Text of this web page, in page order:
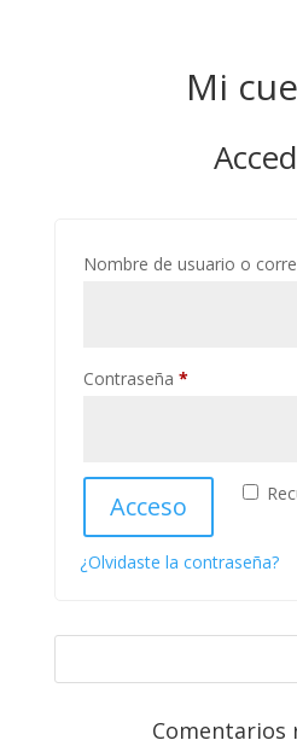
Mi
Nombre de usuario o
Contraseña *Obligatorio
Acceso
¿Olvidaste la contraseña?
Comentarios